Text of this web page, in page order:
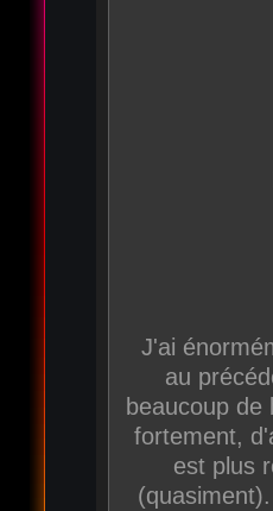
J'ai
au
beaucoup
fortement,
est plus